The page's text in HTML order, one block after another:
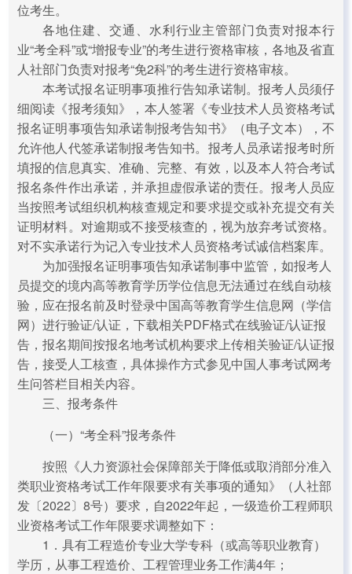
位考生。
各地住建、交通、水利行业主管部门负责对报本行
业“考全科”或“增报专业”的考生进行资格审核，各地及省直
人社部门负责对报考“免2科”的考生进行资格审核。
本考试报名证明事项推行告知承诺制。报考人员须仔
细阅读《报考须知》，本人签署《专业技术人员资格考试
报名证明事项告知承诺制报考告知书》（电子文本），不
允许他人代签承诺制报考告知书。报考人员承诺报考时所
填报的信息真实、准确、完整、有效，以及本人符合考试
报名条件作出承诺，并承担虚假承诺的责任。报考人员应
当按照考试组织机构核查规定和要求提交或补充提交有关
证明材料。对逾期或不接受核查的，视为放弃考试资格。
对不实承诺行为记入专业技术人员资格考试诚信档案库。
为加强报名证明事项告知承诺制事中监管，如报考人
员提交的境内高等教育学历学位信息无法通过在线自动核
验，应在报名前及时登录中国高等教育学生信息网（学信
网）进行验证/认证，下载相关PDF格式在线验证/认证报
告，报名期间按报名地考试机构要求上传相关验证/认证报
告，接受人工核查，具体操作方式参见中国人事考试网考
生问答栏目相关内容。
三、报考条件
（一）“考全科”报考条件
按照《人力资源社会保障部关于降低或取消部分准入
类职业资格考试工作年限要求有关事项的通知》（人社部
发〔2022〕8号）要求，自2022年起，一级造价工程师职
业资格考试工作年限要求调整如下：
1．具有工程造价专业大学专科（或高等职业教育）
学历，从事工程造价、工程管理业务工作满4年；